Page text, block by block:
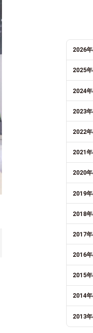
2026
2025
2024
2023
2022
2021
2020
2019
2018
2017
2016
2015
2014
2013